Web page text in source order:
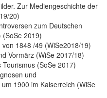
Zur Mediengeschichte der
20)
zum Deutschen
(SoSe 2019)
1848 /49 (WiSe2018/19)
Vormärz (WiSe 2017/18)
(SoSe 2017)
und
1900 im Kaiserreich (WiSe